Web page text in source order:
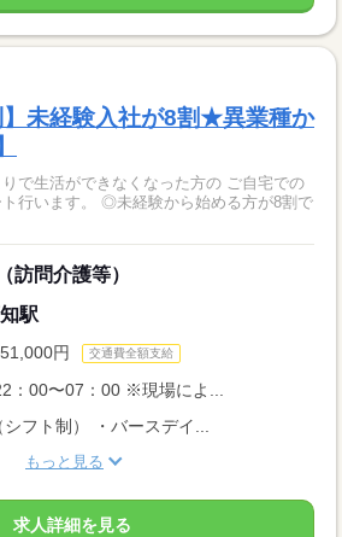
】未経験入社が8割★異業種か
で生活ができなくなった方の ご自宅での
から始める方が8割で
訪問介護等）
駅
円 交通費全額支給
：00〜07：00 ※現場によ...
フト制） ・バースデイ...
もっと見る
求人詳細を見る